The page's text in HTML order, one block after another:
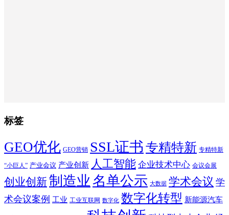
标签
GEO优化 GEO营销 SSL证书 专精特新 专精特新
“小巨人” 产业会议 产业创新 人工智能 企业技术中心 会议会展
创业创新制造业 名单公示 大数据 学术会议 学
术会议案例 工业 工业互联网 数字化 数字化转型 新能源汽车